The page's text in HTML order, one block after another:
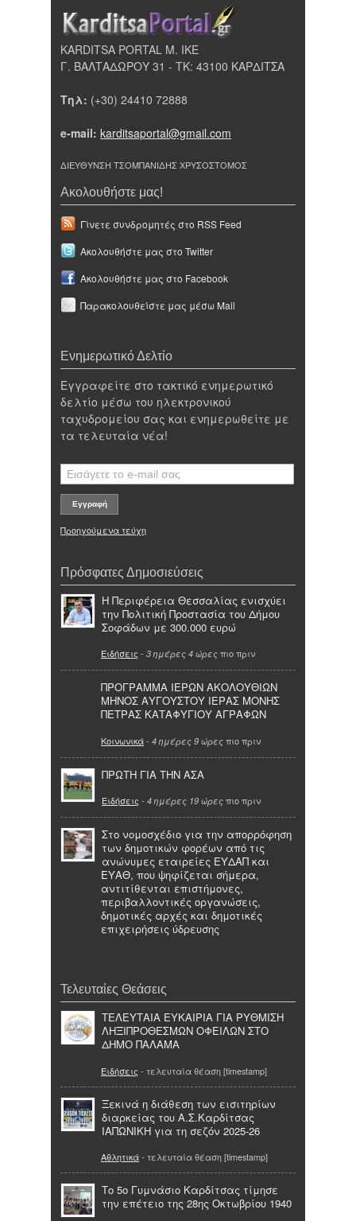
KARDITSA PORTAL Μ. ΙΚΕ
Γ. ΒΑΛΤΑΔΩΡΟΥ 31 - ΤΚ: 43100 ΚΑΡΔΙΤΣΑ
Τηλ: (+30) 24410 72888
e-mail: karditsaportal@gmail.com
ΔΙΕΥΘΥΝΣΗ ΤΣΟΜΠΑΝΙΔΗΣ ΧΡΥΣΟΣΤΟΜΟΣ
Ακολουθήστε μας!
Γίνετε συνδρομητές στο RSS Feed
Ακολουθήστε μας στο Twitter
Ακολουθήστε μας στο Facebook
Παρακολουθείστε μας μέσω Mail
Ενημερωτικό Δελτίο
Εγγραφείτε στο τακτικό ενημερωτικό
δελτίο μέσω του ηλεκτρονικού
ταχυδρομείου σας και ενημερωθείτε με
τα τελευταία νέα!
Προηγούμενα τεύχη
Πρόσφατες Δημοσιεύσεις
Η Περιφέρεια Θεσσαλίας ενισχύει
την Πολιτική Προστασία του Δήμου
Σοφάδων με 300.000 ευρώ
Ειδήσεις - 3 ημέρες 4 ώρες πιο πριν
ΠΡΟΓΡΑΜΜΑ ΙΕΡΩΝ ΑΚΟΛΟΥΘΙΩΝ
ΜΗΝΟΣ ΑΥΓΟΥΣΤΟΥ ΙΕΡΑΣ ΜΟΝΗΣ
ΠΕΤΡΑΣ ΚΑΤΑΦΥΓΙΟΥ ΑΓΡΑΦΩΝ
Κοινωνικά- 4 ημέρες 9 ώρες πιο πριν
ΠΡΩΤΗ ΓΙΑ ΤΗΝ ΑΣΑ
Ειδήσεις - 4 ημέρες 19 ώρες πιο πριν
Στο νομοσχέδιο για την απορρόφηση
των δημοτικών φορέων από τις
ανώνυμες εταιρείες ΕΥΔΑΠ και
ΕΥΑΘ, που ψηφίζεται σήμερα,
αντιτίθενται επιστήμονες,
περιβαλλοντικές οργανώσεις,
δημοτικές αρχές και δημοτικές
επιχειρήσεις ύδρευσης
Τελευταίες Θεάσεις
ΤΕΛΕΥΤΑΙΑ ΕΥΚΑΙΡΙΑ ΓΙΑ ΡΥΘΜΙΣΗ
ΛΗΞΙΠΡΟΘΕΣΜΩΝ ΟΦΕΙΛΩΝ ΣΤΟ
ΔΗΜΟ ΠΑΛΑΜΑ
Ειδήσεις - τελευταία θέαση [timestamp]
Ξεκινά η διάθεση των εισιτηρίων
διαρκείας του Α.Σ.Καρδίτσας
ΙΑΠΩΝΙΚΗ για τη σεζόν 2025-26
Αθλητικά- τελευταία θέαση [timestamp]
Το 5ο Γυμνάσιο Καρδίτσας τίμησε
την επέτειο της 28ης Οκτωβρίου 1940